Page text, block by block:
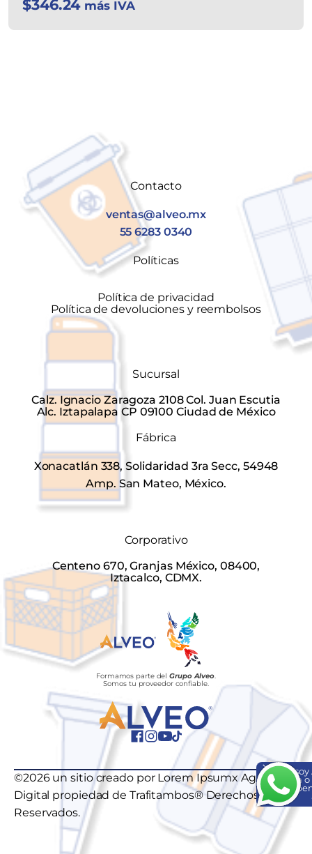
$346.24 más IVA
Contacto
ventas@alveo.mx
55 6283 0340
Políticas
Política de privacidad
Política de devoluciones y reembolsos
Sucursal
Calz. Ignacio Zaragoza 2108 Col. Juan Escutia
Alc. Iztapalapa CP 09100 Ciudad de México
Fábrica
Xonacatlán 338, Solidaridad 3ra Secc, 54948
Amp. San Mateo, México.
Corporativo
Centeno 670, Granjas México, 08400,
Iztacalco, CDMX.
Formamos parte delGrupo Alveo.
Somos tu proveedor confiable.
©2026 un sitio creado por Lorem Ipsumx Agencia
Digital propiedad de Trafitambos® Derechos
Reservados.
Hola,
ayuda o